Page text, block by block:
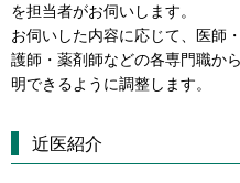
を担当者がお伺いします。
お伺いした内容に応じて、医師
護師・薬剤師などの各専門職か
明できるように調整します。
近医紹介